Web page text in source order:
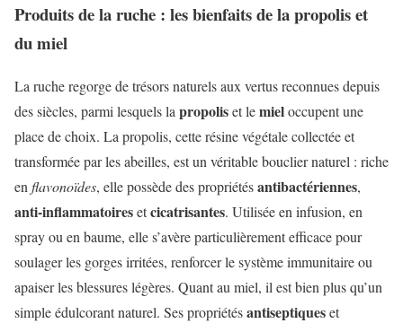
Produits de la ruche : les bienfaits de la propolis et
du miel
La ruche regorge de trésors naturels aux vertus reconnues depuis
des siècles, parmi lesquels lapropoliset lemieloccupent une
place de choix. La propolis, cette résine végétale collectée et
transformée par les abeilles, est un véritable bouclier naturel : riche
enflavonoïdes, elle possède des propriétésantibactériennes,
anti-inflammatoiresetcicatrisantes. Utilisée en infusion, en
spray ou en baume, elle s’avère particulièrement efficace pour
soulager les gorges irritées, renforcer le système immunitaire ou
apaiser les blessures légères. Quant au miel, il est bien plus qu’un
simple édulcorant naturel. Ses propriétésantiseptiqueset